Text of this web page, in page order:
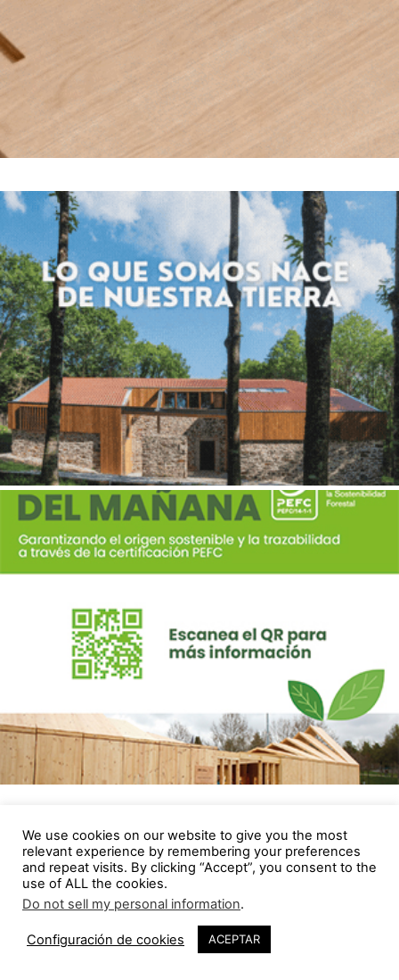
Eventos
We use cookies on our website to give you the most
relevant experience by remembering your preferences
and repeat visits. By clicking “Accept”, you consent to the
use of ALL the cookies.
Do not sell my personal information.
Configuración de cookies ACEPTAR